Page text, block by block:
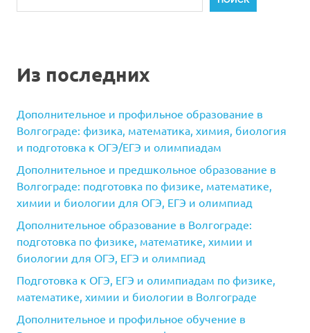
Из последних
Дополнительное и профильное образование в
Волгограде: физика, математика, химия, биология
и подготовка к ОГЭ/ЕГЭ и олимпиадам
Дополнительное и предшкольное образование в
Волгограде: подготовка по физике, математике,
химии и биологии для ОГЭ, ЕГЭ и олимпиад
Дополнительное образование в Волгограде:
подготовка по физике, математике, химии и
биологии для ОГЭ, ЕГЭ и олимпиад
Подготовка к ОГЭ, ЕГЭ и олимпиадам по физике,
математике, химии и биологии в Волгограде
Дополнительное и профильное обучение в